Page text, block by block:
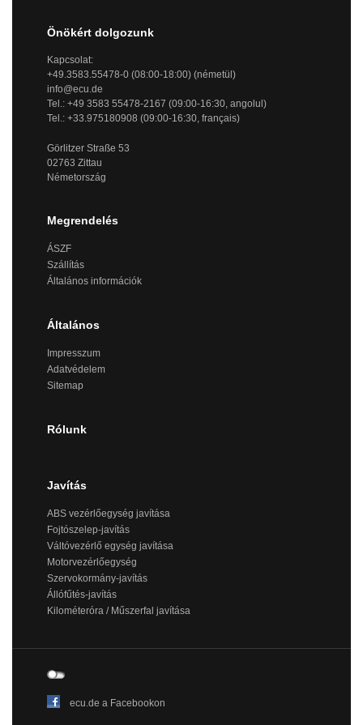
Önökért dolgozunk
Kapcsolat:
+49.3583.55478-0 (08:00-18:00) (németül)
info@ecu.de
Tel.: +49 3583 55478-2167 (09:00-16:30, angolul)
Tel.: +33.975180908 (09:00-16:30, français)
Görlitzer Straße 53
02763 Zittau
Németország
Megrendelés
ÁSZF
Szállítás
Általános információk
Általános
Impresszum
Adatvédelem
Sitemap
Rólunk
Javítás
ABS vezérlőegység javítása
Fojtószelep-javítás
Váltóvezérlő egység javítása
Motorvezérlőegység
Szervokormány-javítás
Állófűtés-javítás
Kilométeróra / Műszerfal javítása
ecu.de a Facebookon